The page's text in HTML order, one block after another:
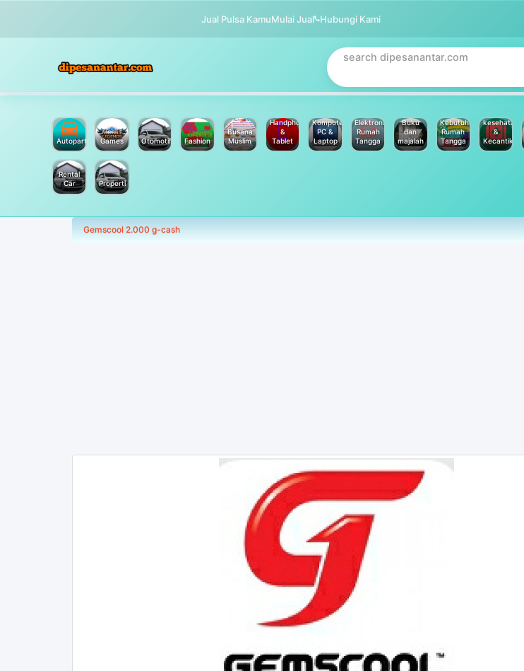
Jual Pulsa KamuMulai Jual Hubungi Kami
Autoparts Games Otomotif Fashion
Busana
Muslim
Handphone
&
Tablet
Komputer
PC &
Laptop
Elektronik
Rumah
Tangga
Buku
dan
majalah
Kebutuhan
Rumah
Tangga
kesehatan
&
Kecantikan
Rental
Car
Properti
Gemscool 2.000 g-cash